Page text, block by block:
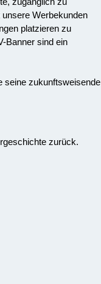
Werbekunden
platzieren zu
Banner sind ein
seine zukunftsweisende
zurück.